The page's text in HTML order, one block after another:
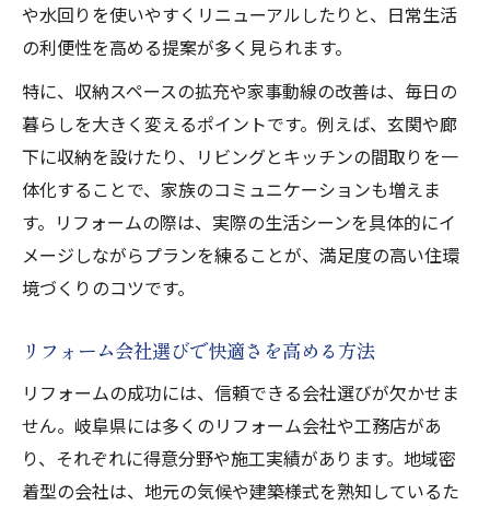
や水回りを使いやすくリニューアルしたりと、日常生活
の利便性を高める提案が多く見られます。
特に、収納スペースの拡充や家事動線の改善は、毎日の
暮らしを大きく変えるポイントです。例えば、玄関や廊
下に収納を設けたり、リビングとキッチンの間取りを一
体化することで、家族のコミュニケーションも増えま
す。リフォームの際は、実際の生活シーンを具体的にイ
メージしながらプランを練ることが、満足度の高い住環
境づくりのコツです。
リフォーム会社選びで快適さを高める方法
リフォームの成功には、信頼できる会社選びが欠かせま
せん。岐阜県には多くのリフォーム会社や工務店があ
り、それぞれに得意分野や施工実績があります。地域密
着型の会社は、地元の気候や建築様式を熟知しているた